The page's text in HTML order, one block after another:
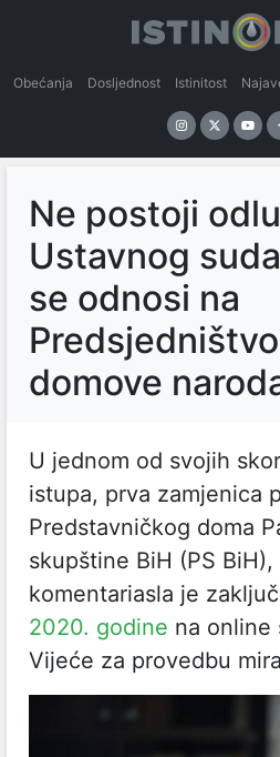
Obećanja Dosljednost Istinitost
Ne postoji
Ustavnog
se odnosi na
domove
U jednom od svojih
istupa, prva zamjenica
Predstavničkog doma
skupštine BiH (PS
komentariasla je
2020. godine na online
Vijeće za provedbu